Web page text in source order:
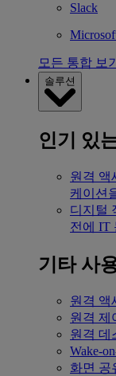
Slack
모든 통합 보기
솔루션
인기 있
원격 액
케이션
디지털
전에 IT
기타 사
원격 액
원격 제
원격 데
Wake-
화면 공